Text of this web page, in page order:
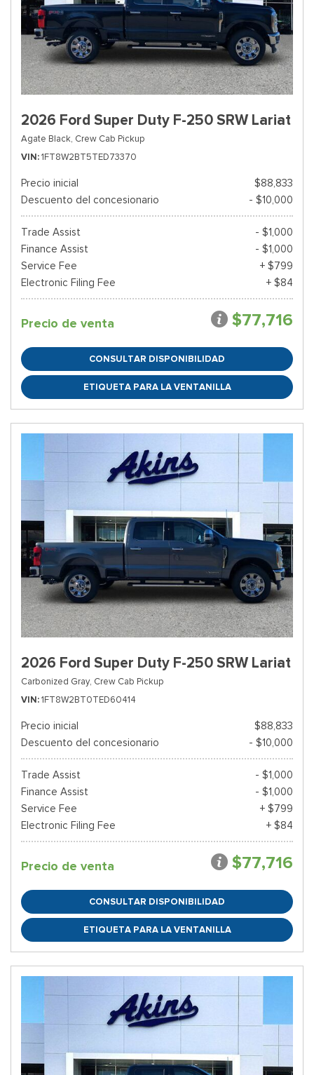
2026 Ford Super Duty F-250 SRW Lariat
Agate Black, Crew Cab Pickup
VIN 1FT8W2BT5TED73370
Precio inicial
$88,833
Descuento del concesionario
- $10,000
Trade Assist
- $1,000
Finance Assist
- $1,000
Service Fee
+ $799
Electronic Filing Fee
+ $84
Precio de venta $77,716
CONSULTAR DISPONIBILIDAD
ETIQUETA PARA LA VENTANILLA
2026 Ford Super Duty F-250 SRW Lariat
Carbonized Gray, Crew Cab Pickup
VIN 1FT8W2BT0TED60414
Precio inicial
$88,833
Descuento del concesionario
- $10,000
Trade Assist
- $1,000
Finance Assist
- $1,000
Service Fee
+ $799
Electronic Filing Fee
+ $84
Precio de venta $77,716
CONSULTAR DISPONIBILIDAD
ETIQUETA PARA LA VENTANILLA